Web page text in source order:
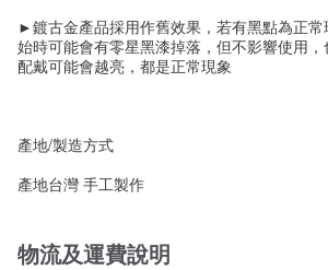
►鍍古金產品採用作舊效果，若有黑點為正
始時可能會有零星黑漆掉落，但不影響使用
配戴可能會越亮，都是正常現象
產地/製造方式
產地台灣 手工製作
物流及運費說明